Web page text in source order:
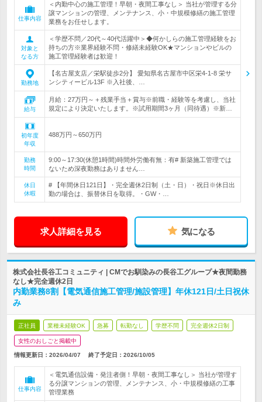
仕事内容
＜内勤中心の施工管理！早朝・夜間工事なし＞ 当社が管理する分
譲マンションの管理、メンテナンス、小・中規模修繕の施工管理
業務をお任せします。
対象と
なる方
＜学歴不問／20代～40代活躍中＞◆何かしらの施工管理経験をお
持ちの方※業界経験不問・修繕未経験OK★マンションやビルの
施工管理経験者は歓迎！
勤務地
【名古屋支店／栄駅徒歩2分】 愛知県名古屋市中区栄4-1-8 栄サ
ンシティービル13F ※入社後、…
給与
月給：27万円～＋残業手当＋賞与※前職・経験等を考慮し、当社
規定により決定いたします。※試用期間3ヶ月（同待遇）※新…
初年度
年収
488万円～650万円
勤務
時間
9:00～17:30(休憩1時間)時間外労働有無：有# 新築施工管理では
ないため深夜勤務はありません…
休日
休暇
# 【年間休日121日】・完全週休2日制（土・日）・祝日※休日出
勤の場合は、振替休日を取得。・GW・…
求人詳細を見る 気になる
株式会社長谷工コミュニティ | CMでお馴染みの長谷工グループ★夜間勤務
なし★完全週休2日
内勤業務8割【電気通信施工管理/施設管理】年休121日/土日祝休
み
正社員 業種未経験OK 急募 転勤なし 学歴不問 完全週休2日制
女性のおしごと掲載中
情報更新日：2026/04/07 終了予定日： 2026/10/05
仕事内容
＜電気通信設備・発注者側！早朝・夜間工事なし＞ 当社が管理す
る分譲マンションの管理、メンテナンス、小・中規模修繕の工事
管理業務